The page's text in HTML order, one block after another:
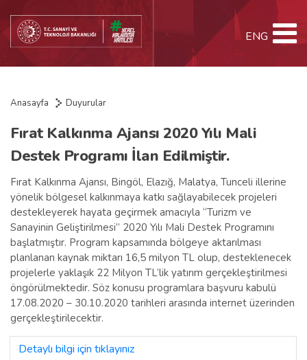
ENG
Anasayfa Duyurular
Fırat Kalkınma Ajansı 2020 Yılı Mali
Destek Programı İlan Edilmiştir.
Fırat Kalkınma Ajansı, Bingöl, Elazığ, Malatya, Tunceli illerine
yönelik bölgesel kalkınmaya katkı sağlayabilecek projeleri
destekleyerek hayata geçirmek amacıyla “Turizm ve
Sanayinin Geliştirilmesi” 2020 Yılı Mali Destek Programını
başlatmıştır. Program kapsamında bölgeye aktarılması
planlanan kaynak miktarı 16,5 milyon TL olup, desteklenecek
projelerle yaklaşık 22 Milyon TL’lik yatırım gerçekleştirilmesi
öngörülmektedir. Söz konusu programlara başvuru kabulü
17.08.2020 – 30.10.2020 tarihleri arasında internet üzerinden
gerçekleştirilecektir.
Detaylı bilgi için tıklayınız